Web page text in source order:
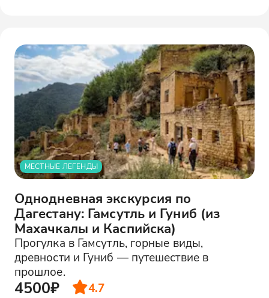
МЕСТНЫЕ ЛЕГЕНДЫ
Однодневная экскурсия по
Дагестану: Гамсутль и Гуниб (из
Махачкалы и Каспийска)
Прогулка в Гамсутль, горные виды,
древности и Гуниб — путешествие в
прошлое.
4500₽ 4.7